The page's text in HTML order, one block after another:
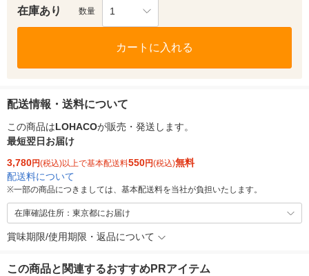
在庫あり 数量 1
カートに入れる
配送情報・送料について
この商品はLOHACOが販売・発送します。
最短翌日お届け
3,780円(税込)以上で基本配送料550円(税込)無料
配送料について
※一部の商品につきましては、基本配送料を当社が負担いたします。
在庫確認住所：東京都にお届け
賞味期限/使用期限・返品について
この商品と関連するおすすめPRアイテム